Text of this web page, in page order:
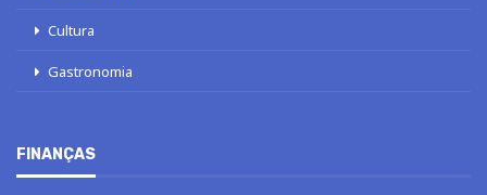
Cultura
Gastronomia
FINANÇAS